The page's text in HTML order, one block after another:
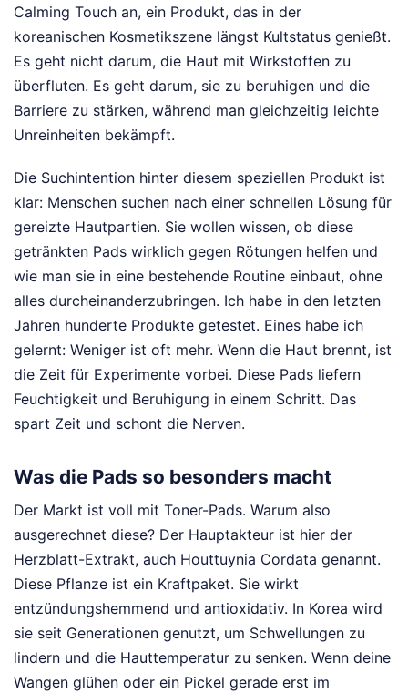
Calming Touch an, ein Produkt, das in der
koreanischen Kosmetikszene längst Kultstatus genießt.
Es geht nicht darum, die Haut mit Wirkstoffen zu
überfluten. Es geht darum, sie zu beruhigen und die
Barriere zu stärken, während man gleichzeitig leichte
Unreinheiten bekämpft.
Die Suchintention hinter diesem speziellen Produkt ist
klar: Menschen suchen nach einer schnellen Lösung für
gereizte Hautpartien. Sie wollen wissen, ob diese
getränkten Pads wirklich gegen Rötungen helfen und
wie man sie in eine bestehende Routine einbaut, ohne
alles durcheinanderzubringen. Ich habe in den letzten
Jahren hunderte Produkte getestet. Eines habe ich
gelernt: Weniger ist oft mehr. Wenn die Haut brennt, ist
die Zeit für Experimente vorbei. Diese Pads liefern
Feuchtigkeit und Beruhigung in einem Schritt. Das
spart Zeit und schont die Nerven.
Was die Pads so besonders macht
Der Markt ist voll mit Toner-Pads. Warum also
ausgerechnet diese? Der Hauptakteur ist hier der
Herzblatt-Extrakt, auch Houttuynia Cordata genannt.
Diese Pflanze ist ein Kraftpaket. Sie wirkt
entzündungshemmend und antioxidativ. In Korea wird
sie seit Generationen genutzt, um Schwellungen zu
lindern und die Hauttemperatur zu senken. Wenn deine
Wangen glühen oder ein Pickel gerade erst im